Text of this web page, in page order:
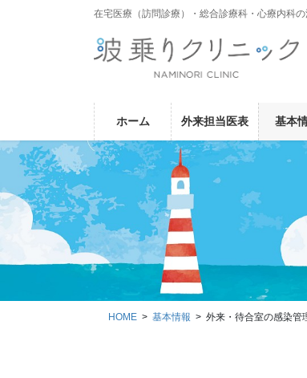
動
に
在宅医療（訪問診療）・総合診療科・心療内科の
ホーム 外来担当医表 基本
HOME 基本情報 外来・待合室の感染管